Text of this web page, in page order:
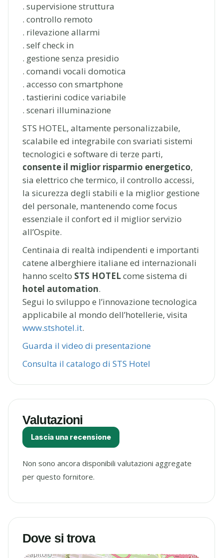
. supervisione struttura
. controllo remoto
. rilevazione allarmi
. self check in
. gestione senza presidio
. comandi vocali domotica
. accesso con smartphone
. tastierini codice variabile
. scenari illuminazione
STS HOTEL, altamente personalizzabile,
scalabile ed integrabile con svariati sistemi
tecnologici e software di terze parti,
consente il miglior risparmio energetico,
sia elettrico che termico, il controllo accessi,
la sicurezza degli stabili e la miglior gestione
del personale, mantenendo come focus
essenziale il confort ed il miglior servizio
all’Ospite.
Centinaia di realtà indipendenti e importanti
catene alberghiere italiane ed internazionali
hanno scelto STS HOTELcome sistema di
hotel automation.
Segui lo sviluppo e l’innovazione tecnologica
applicabile al mondo dell’hotellerie, visita
www.stshotel.it.
Guarda il video di presentazione
Consulta il catalogo di STS Hotel
Valutazioni
Lascia una recensione
Non sono ancora disponibili valutazioni aggregate
per questo fornitore.
Dove si trova